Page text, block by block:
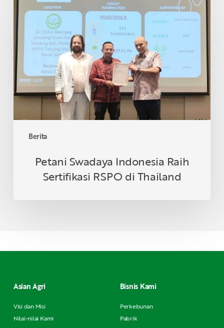
Berita
Swadaya
Indonesia
Raih
Sertifikasi
RSPO
di
Thailand
Petani Swadaya Indonesia Raih
Sertifikasi RSPO di Thailand
Asian Agri
Visi dan Misi
Nilai-nilai Kami
Bisnis Kami
Perkebunan
Pabrik